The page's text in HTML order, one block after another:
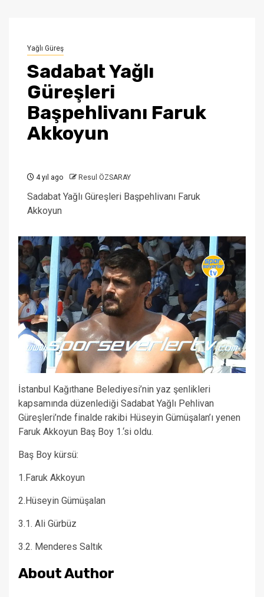
Yağlı Güreş
Sadabat Yağlı
Güreşleri
Başpehlivanı Faruk
Akkoyun
4 yıl ago Resul ÖZSARAY
Sadabat Yağlı Güreşleri Başpehlivanı Faruk
Akkoyun
İstanbul Kağıthane Belediyesi’nin yaz şenlikleri
kapsamında düzenlediği Sadabat Yağlı Pehlivan
Güreşleri’nde finalde rakibi Hüseyin Gümüşalan’ı yenen
Faruk Akkoyun Baş Boy 1.‘si oldu.
Baş Boy kürsü:
1.Faruk Akkoyun
2.Hüseyin Gümüşalan
3.1. Ali Gürbüz
3.2. Menderes Saltık
About Author